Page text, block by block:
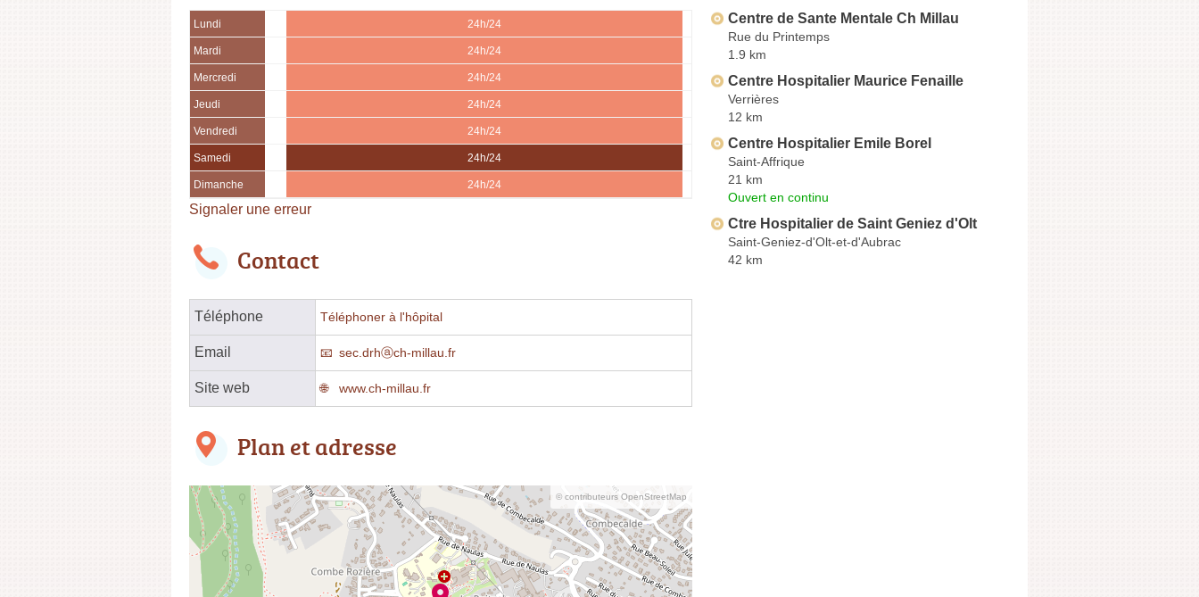
Lundi 24h/24
Mardi 24h/24
Mercredi 24h/24
Jeudi 24h/24
Vendredi 24h/24
Samedi 24h/24
Dimanche 24h/24
Signaler une erreur
Contact
Téléphone Téléphoner à l'hôpital
Email sec.drhⓐch-millau.fr
Site web www.ch-millau.fr
Plan et adresse
© contributeurs OpenStreetMap
Centre de Sante Mentale Ch Millau
Rue du Printemps
1.9 km
Centre Hospitalier Maurice Fenaille
Verrières
12 km
Centre Hospitalier Emile Borel
Saint-Affrique
21 km
Ouvert en continu
Ctre Hospitalier de Saint Geniez d'Olt
Saint-Geniez-d'Olt-et-d'Aubrac
42 km